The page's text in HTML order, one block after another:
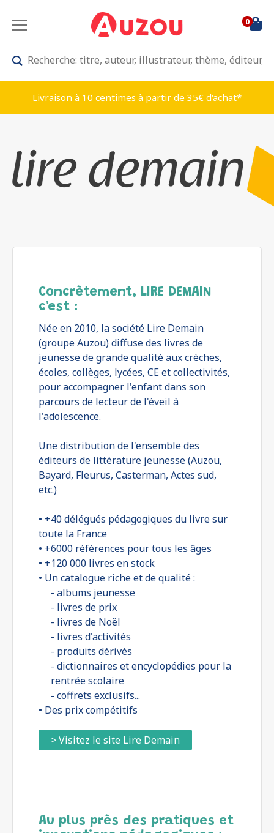
0
Livraison à 10 centimes à partir de 35€ d'achat*
Concrètement, LIRE DEMAIN
c'est :
Née en 2010, la société Lire Demain
(groupe Auzou) diffuse des livres de
jeunesse de grande qualité aux crèches,
écoles, collèges, lycées, CE et collectivités,
pour accompagner l'enfant dans son
parcours de lecteur de l'éveil à
l'adolescence.
Une distribution de l'ensemble des
éditeurs de littérature jeunesse (Auzou,
Bayard, Fleurus, Casterman, Actes sud,
etc.)
• +40 délégués pédagogiques du livre sur
toute la France
• +6000 références pour tous les âges
• +120 000 livres en stock
• Un catalogue riche et de qualité :
- albums jeunesse
- livres de prix
- livres de Noël
- livres d'activités
- produits dérivés
- dictionnaires et encyclopédies pour la
rentrée scolaire
- coffrets exclusifs...
• Des prix compétitifs
> Visitez le site Lire Demain
Au plus près des pratiques et